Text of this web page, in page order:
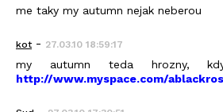
me taky my autumn nejak neberou
kot- 27.03.10 18:59:17
my autumn teda hrozny,
http://www.myspace.com/